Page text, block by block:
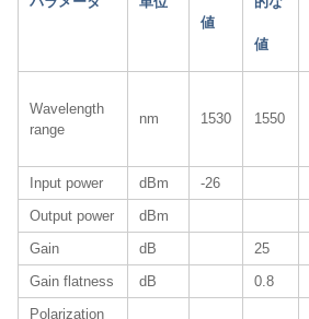
値
値
Wavelength
range
nm 1530 1550
Input power
dBm
-26
Output power
dBm
Gain
dB
25
Gain flatness
dB 0.8
Polarization